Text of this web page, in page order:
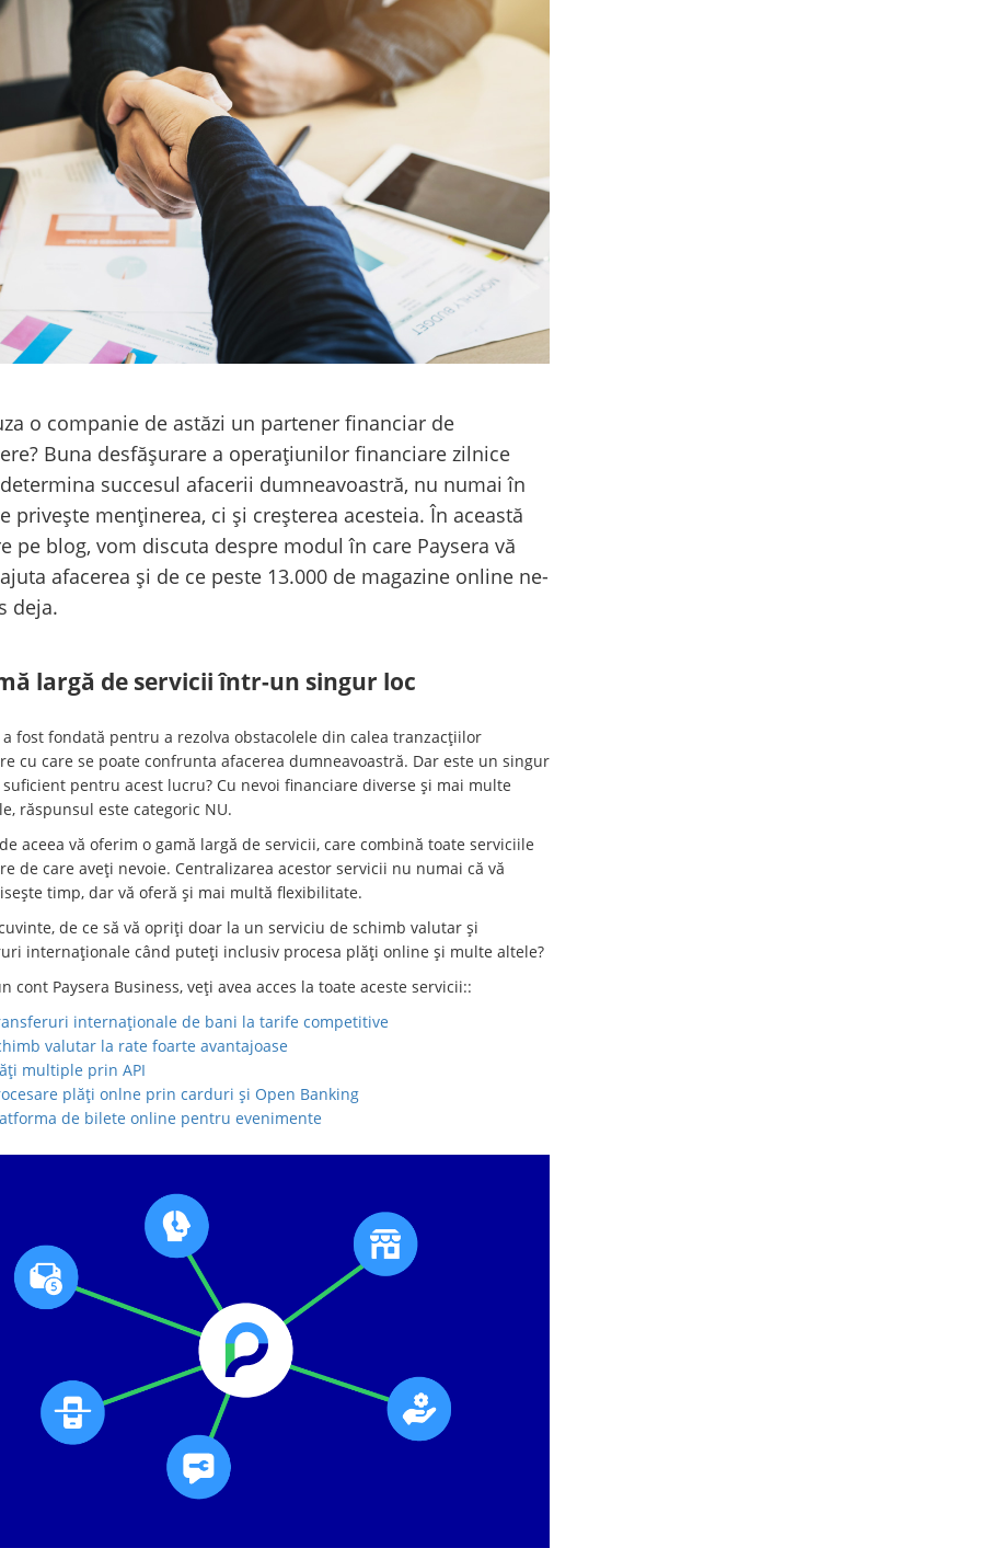
o companie de astăzi un partener financiar de
Buna desfășurare a operațiunilor financiare zilnice
succesul afacerii dumneavoastră, nu numai în
privește menținerea, ci și creșterea acesteia. În această
pe blog, vom discuta despre modul în care Paysera vă
afacerea și de ce peste 13.000 de magazine online ne-
deja.
largă de servicii într-un singur loc
a fost fondată pentru a rezolva obstacolele din calea tranzacțiilor
cu care se poate confrunta afacerea dumneavoastră. Dar este un singur
pentru acest lucru? Cu nevoi financiare diverse și mai multe
răspunsul este categoric NU.
aceea vă oferim o gamă largă de servicii, care combină toate serviciile
de care aveți nevoie. Centralizarea acestor servicii nu numai că vă
timp, dar vă oferă și mai multă flexibilitate.
de ce să vă opriți doar la un serviciu de schimb valutar și
internaționale când puteți inclusiv procesa plăți online și multe altele?
cont Paysera Business, veți avea acces la toate aceste servicii::
internaționale de bani la tarife competitive
valutar la rate foarte avantajoase
multiple prin API
plăți onlne prin carduri și Open Banking
de bilete online pentru evenimente